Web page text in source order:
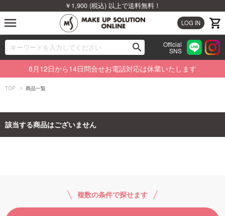
￥1,900 (税込) 以上で送料無料！
LOG IN
menu
search
00
Official
SNS
ブランドから探す
カテゴリから探す
8月12日から14日問合せお電話対応は休業いたします
TOP 商品一覧
該当する商品はございません
複数の条件で探せます